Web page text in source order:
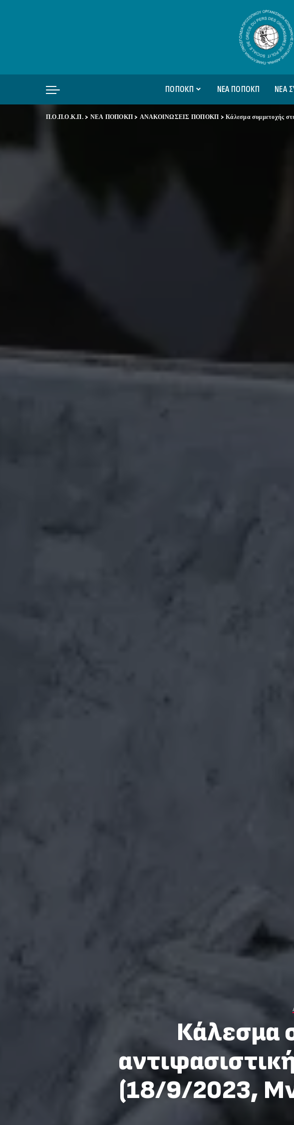
ΠΟΠΟΚΠ ΝΕΑ ΠΟΠΟΚΠ ΝΕΑ
Π.Ο.Π.Ο.Κ.Π.> ΝΕΑ ΠΟΠΟΚΠ > ΑΝΑΚΟΙΝΩΣΕΙΣ ΠΟΠΟΚΠ >Κάλεσμα συμμετοχής
Κάλεσμα
(18/9/2023,